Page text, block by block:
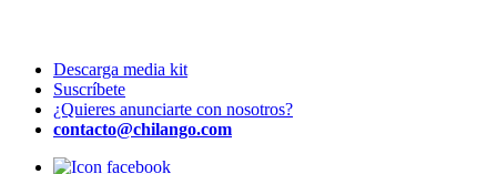
Descarga media kit
Suscríbete
¿Quieres anunciarte con nosotros?
contacto@chilango.com